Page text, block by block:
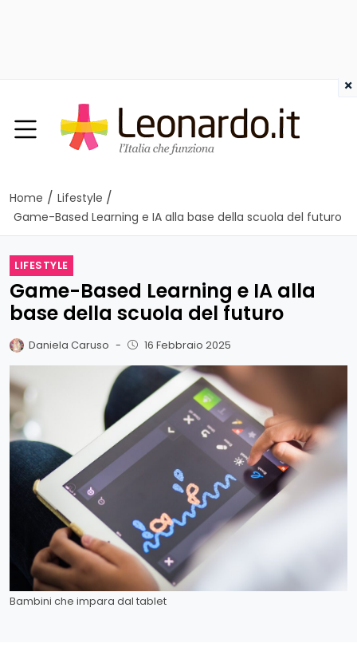
Home / Lifestyle /
Game-Based Learning e IA alla base della scuola del futuro
LIFESTYLE
Game-Based Learning e IA alla
base della scuola del futuro
Daniela Caruso - 16 Febbraio 2025
Bambini che impara dal tablet
×